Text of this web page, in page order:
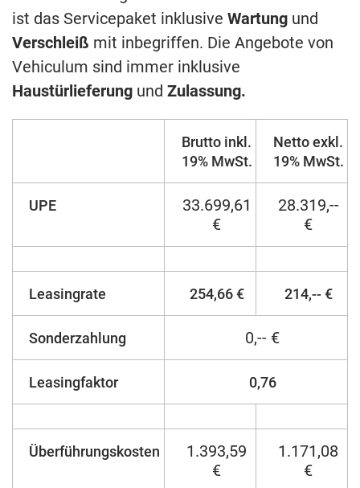
ist das Servicepaket inklusive Wartung und
Verschleiß mit inbegriffen. Die Angebote von
Vehiculum sind immer inklusive
Haustürlieferung und Zulassung.
Brutto inkl.
19% MwSt.
Netto exkl.
19% MwSt.
UPE
33.699,61
€
28.319,--
€
Leasingrate 254,66 € 214,-- €
Sonderzahlung 0,-- €
Leasingfaktor 0,76
Überführungskosten
1.393,59
€
1.171,08
€